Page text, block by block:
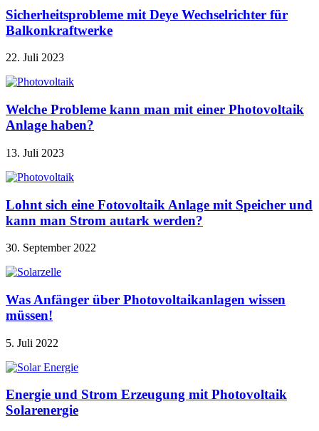
Sicherheitsprobleme mit Deye Wechselrichter für
Balkonkraftwerke
22. Juli 2023
Welche Probleme kann man mit einer Photovoltaik
Anlage haben?
13. Juli 2023
Lohnt sich eine Fotovoltaik Anlage mit Speicher und
kann man Strom autark werden?
30. September 2022
Was Anfänger über Photovoltaikanlagen wissen
müssen!
5. Juli 2022
Energie und Strom Erzeugung mit Photovoltaik
Solarenergie